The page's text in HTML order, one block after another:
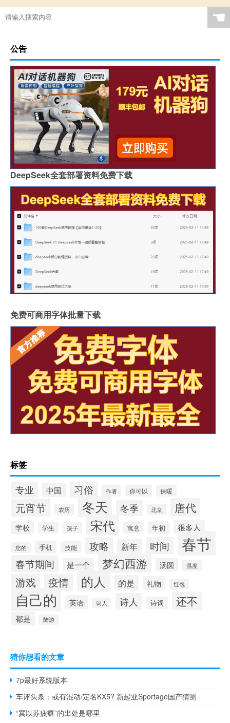
☚
公告
DeepSeek全套部署资料免费下载
免费可商用字体批量下载
标签
专业 中国 习俗 作者 你可以 保暖
元宵节 农历 冬天 冬季 北京 唐代
学校 学生 孩子 宋代 寓意 年初 很多人
您的 手机 技能 攻略 新年 时间 春节
春节期间 是一个 梦幻西游 汤圆 温度
游戏 疫情 的人 的是 礼物 红包
自己的 英语 词人 诗人 诗词 还不
都是 陆游
猜你想看的文章
7p最好系统版本
车评头条：或有混动/定名KX5? 新起亚Sportage国产猜测
“冀以苏疲癃”的出处是哪里